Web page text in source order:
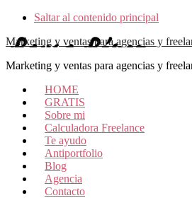
Saltar al contenido principal
Marketing y ventas para agencias y
Marketing y ventas para agencias y
HOME
GRATIS
Sobre mi
Calculadora Freelance
Te ayudo
Antiportfolio
Blog
Agencia
Contacto